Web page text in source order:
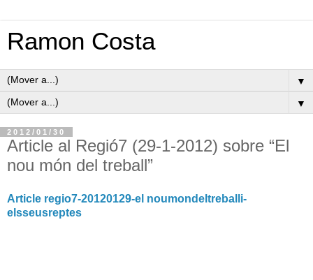
Ramon Costa
▼
▼
2012/01/30
Article al Regió7 (29-1-2012) sobre “El
nou món del treball”
Article regio7-20120129-el noumondeltreballi-
elsseusreptes